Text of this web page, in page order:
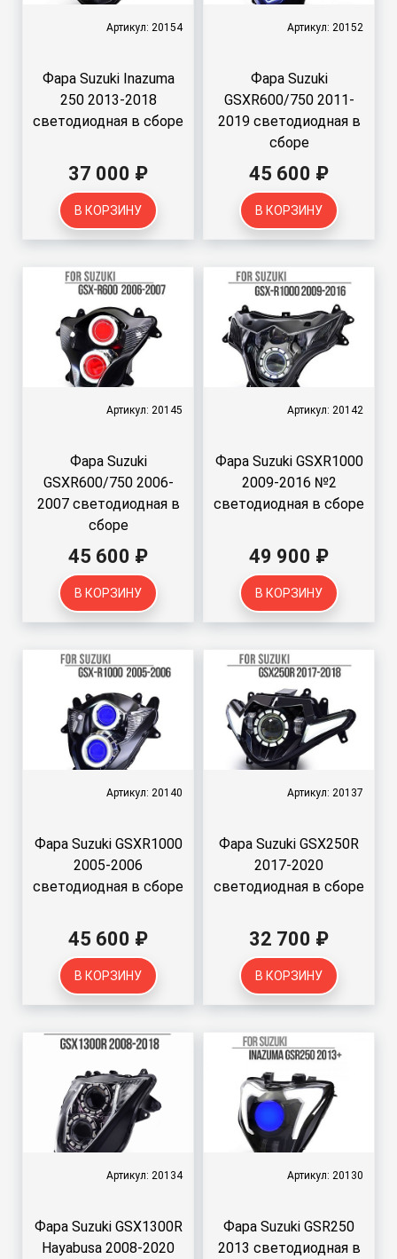
Артикул: 20154
Фара Suzuki Inazuma
250 2013-2018
светодиодная в сборе
37 000 ₽
В КОРЗИНУ
Артикул: 20152
Фара Suzuki
GSXR600/750 2011-
2019 светодиодная в
сборе
45 600 ₽
В КОРЗИНУ
Артикул: 20145
Фара Suzuki
GSXR600/750 2006-
2007 светодиодная в
сборе
45 600 ₽
В КОРЗИНУ
Артикул: 20142
Фара Suzuki GSXR1000
2009-2016 №2
светодиодная в сборе
49 900 ₽
В КОРЗИНУ
Артикул: 20140
Фара Suzuki GSXR1000
2005-2006
светодиодная в сборе
45 600 ₽
В КОРЗИНУ
Артикул: 20137
Фара Suzuki GSX250R
2017-2020
светодиодная в сборе
32 700 ₽
В КОРЗИНУ
Артикул: 20134
Фара Suzuki GSX1300R
Hayabusa 2008-2020
Артикул: 20130
Фара Suzuki GSR250
2013 светодиодная в